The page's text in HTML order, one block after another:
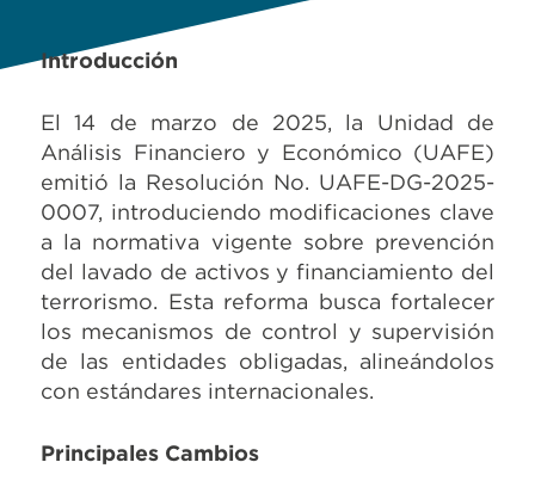
Introducción
El 14 de marzo de 2025, la Unidad de
Análisis Financiero y Económico (UAFE)
emitió la Resolución No. UAFE-DG-2025-
0007, introduciendo modificaciones clave
a la normativa vigente sobre prevención
del lavado de activos y financiamiento del
terrorismo. Esta reforma busca fortalecer
los mecanismos de control y supervisión
de las entidades obligadas, alineándolos
con estándares internacionales.
Principales Cambios